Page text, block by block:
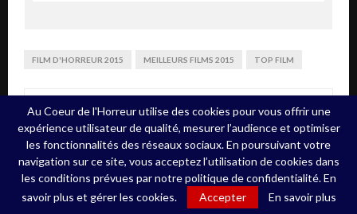
FILM D'HORREUR 2015 MEILLEURS FILMS 2015 TOP FILM
PARTAGEZ 0
ARTICLE PRÉCÉDENT
Au Coeur de l'Horreur utilise des cookies pour vous offrir une
expérience utilisateur de qualité, mesurer l’audience et optimiser
les fonctionnalités des réseaux sociaux. En poursuivant votre
navigation sur ce site, vous acceptez l’utilisation de cookies dans
les conditions prévues par notre politique de confidentialité. En
savoir plus et gérer les cookies.
Accepter En savoir plus